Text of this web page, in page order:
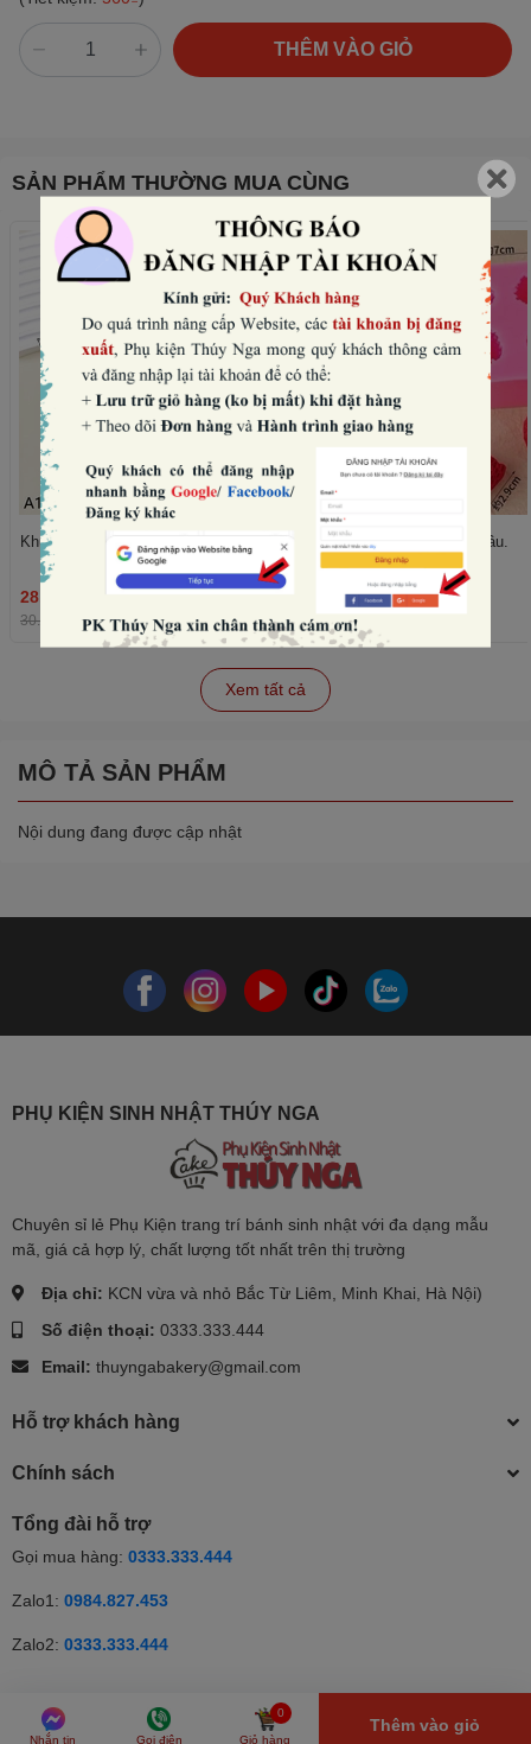
THÊM VÀO GIỎ
SẢN PHẨM THƯỜNG MUA CÙNG
Khuôn silicon- 6 quả mâm xôi.
28.800₫
30.000₫ -4%
Khuôn silicon- 4 quả dâu.
36.480₫
38.000₫
Xem tất cả
MÔ TẢ SẢN PHẨM
Nội dung đang được cập nhật
PHỤ KIỆN SINH NHẬT THÚY NGA
Chuyên sỉ lẻ Phụ Kiện trang trí bánh sinh nhật với đa dạng mẫu
mã, giá cả hợp lý, chất lượng tốt nhất trên thị trường
Địa chỉ: KCN vừa và nhỏ Bắc Từ Liêm, Minh Khai, Hà Nội)
Số điện thoại: 0333.333.444
Email: thuyngabakery@gmail.com
Hỗ trợ khách hàng
Chính sách
Tổng đài hỗ trợ
Gọi mua hàng: 0333.333.444
Zalo1: 0984.827.453
Zalo2: 0333.333.444
© Bản quyền thuộc về Thúy Nga | Cung cấp bởi Sapo | Cung cấp
bởiSapo
Nhắn tin Gọi điện
0
Giỏ hàng
Thêm vào giỏ